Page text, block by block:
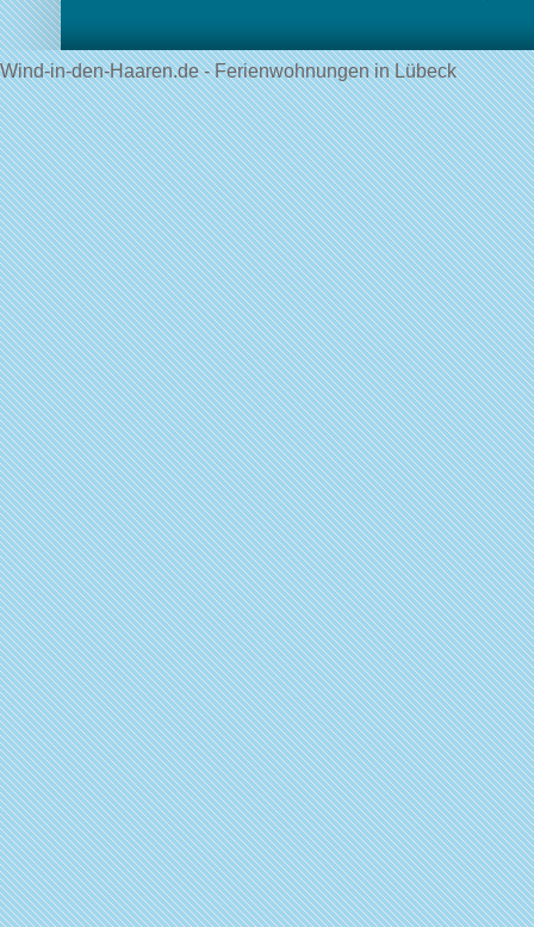
Wind-in-den-Haaren.de - Ferienwohnungen in Lübeck